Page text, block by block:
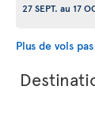
27 SEPT. au 17
Plus de vols